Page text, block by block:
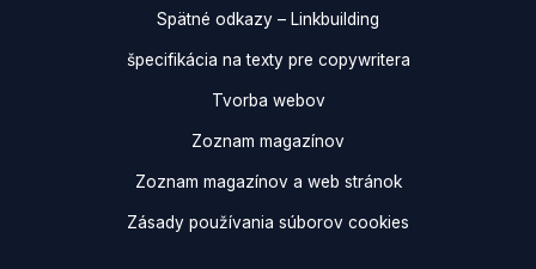
Spätné odkazy – Linkbuilding
špecifikácia na texty pre copywritera
Tvorba webov
Zoznam magazínov
Zoznam magazínov a web stránok
Zásady používania súborov cookies